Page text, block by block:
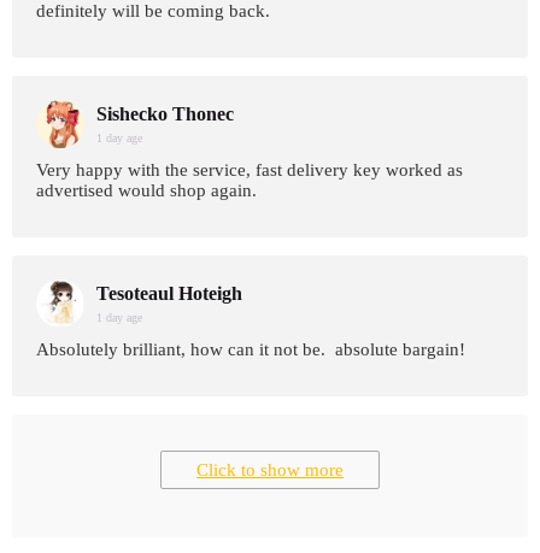
definitely will be coming back.
Sishecko Thonec
1 day age
Very happy with the service, fast delivery key worked as
advertised would shop again.
Tesoteaul Hoteigh
1 day age
Absolutely brilliant, how can it not be. absolute bargain!
Click to show more